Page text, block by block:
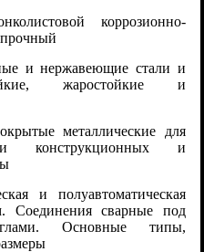
коррозионно-
и нержавеющие стали и
жаростойкие и
металлические для
конструкционных и
и полуавтоматическая
Соединения сварные под
Основные типы,